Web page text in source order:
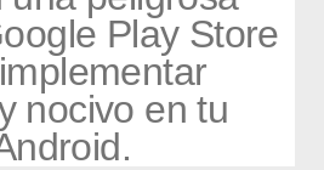
Play Store
nocivo en tu